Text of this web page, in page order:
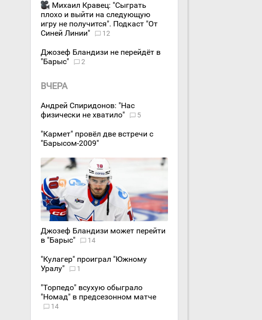
Михаил Кравец: "Сыграть
плохо и выйти на следующую
игру не получится". Подкаст "От
Синей Линии"
12
Джозеф Бландизи не перейдёт в
"Барыс"
2
ВЧЕРА
Андрей Спиридонов: "Нас
физически не хватило"
5
"Кармет" провёл две встречи с
"Барысом-2009"
Джозеф Бландизи может перейти
в "Барыс"
14
"Кулагер" проиграл "Южному
Уралу"
1
"Торпедо" всухую обыграло
"Номад" в предсезонном матче
14